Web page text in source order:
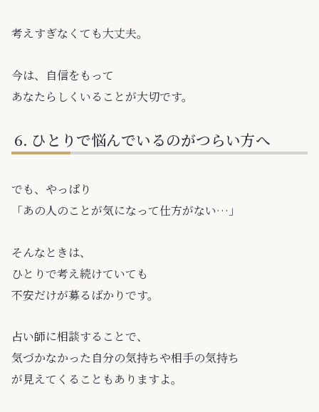
考えすぎなくても大丈夫。
今は、自信をもって
あなたらしくいることが大切です。
ひとりで悩んでいるのがつらい方へ
でも、やっぱり
「あの人のことが気になって仕方がない…」
そんなときは、
ひとりで考え続けていても
不安だけが募るばかりです。
占い師に相談することで、
気づかなかった自分の気持ちや相手の気持ち
が見えてくることもありますよ。